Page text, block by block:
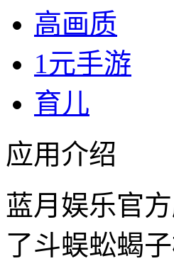
高画质
1元手游
育儿
应用介绍
蓝月娱乐官
了斗蜈蚣蝎